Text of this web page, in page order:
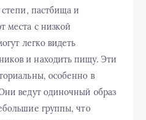
пастбища и
места с низкой
легко видеть
и находить пищу. Эти
особенно в
ведут одиночный образ
группы, что